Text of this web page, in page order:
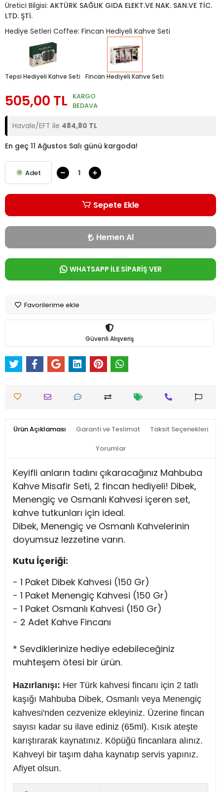
Üretici Bilgisi: AKTÜRK SAĞLIK GIDA ELEKT.VE NAK. SAN.VE TİC.
LTD. ŞTİ.
Hediye Setleri Coffee: Fincan Hediyeli Kahve Seti
Tepsi Hediyeli Kahve Seti Fincan Hediyeli Kahve Seti
505,00 TL
KARGO
BEDAVA
Havale/EFT ile 484,80 TL
En geç 11 Ağustos Salı günü kargoda!
Adet
Sepete Ekle
Hemen Al
WHATSAPP İLE SİPARİŞ VER
Favorilerime ekle
Güvenli Alışveriş
Ürün Açıklaması Garanti ve Teslimat Taksit Seçenekleri
Yorumlar
Keyifli anların tadını çıkaracağınız Mahbuba
Kahve Misafir Seti, 2 fincan hediyeli! Dibek,
Menengiç ve Osmanlı Kahvesi içeren set,
kahve tutkunları için ideal.
Dibek, Menengiç ve Osmanlı Kahvelerinin
doyumsuz lezzetine varın.
Kutu İçeriği:
- 1 Paket Dibek Kahvesi (150 Gr)
- 1 Paket Menengiç Kahvesi (150 Gr)
- 1 Paket Osmanlı Kahvesi (150 Gr)
- 2 Adet Kahve Fincanı
* Sevdiklerinize hediye edebileceğiniz
muhteşem ötesi bir ürün.
Hazırlanışı: Her Türk kahvesi fincanı için 2 tatlı
kaşığı Mahbuba Dibek, Osmanlı veya Menengiç
kahvesi'nden cezvenize ekleyiniz. Üzerine fincan
sayısı kadar su ilave ediniz (65ml). Kısık ateşte
karıştırarak kaynatınız. Köpüğü fincanlara alınız.
Kahveyi bir taşım daha kaynatıp servis yapınız.
Afiyet olsun.